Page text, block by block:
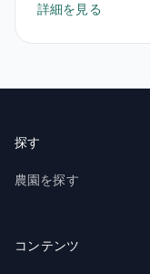
詳細を見る
探す
農園を探す
コンテンツ